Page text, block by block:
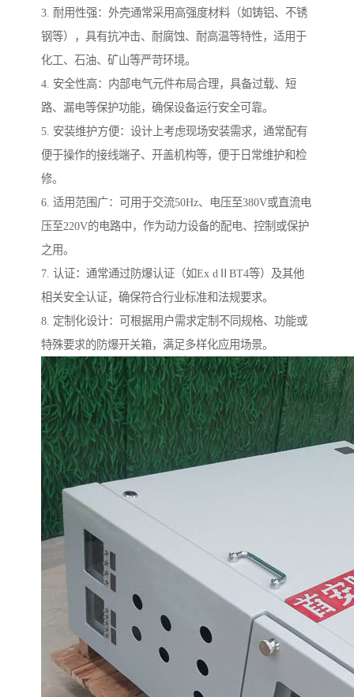
3. 耐用性强：外壳通常采用高强度材料（如铸铝、不锈
钢等），具有抗冲击、耐腐蚀、耐高温等特性，适用于
化工、石油、矿山等严苛环境。
4. 安全性高：内部电气元件布局合理，具备过载、短
路、漏电等保护功能，确保设备运行安全可靠。
5. 安装维护方便：设计上考虑现场安装需求，通常配有
便于操作的接线端子、开盖机构等，便于日常维护和检
修。
6. 适用范围广：可用于交流50Hz、电压至380V或直流电
压至220V的电路中，作为动力设备的配电、控制或保护
之用。
7. 认证：通常通过防爆认证（如Ex dⅡBT4等）及其他
相关安全认证，确保符合行业标准和法规要求。
8. 定制化设计：可根据用户需求定制不同规格、功能或
特殊要求的防爆开关箱，满足多样化应用场景。